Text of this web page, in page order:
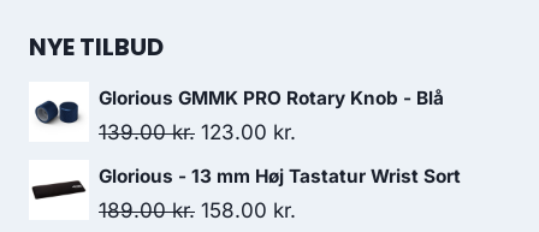
was:
NYE TILBUD
Glorious GMMK PRO Rotary Knob - Blå
139.00kr. Original
price
was:
123.00 kr.
price
Glorious - 13 mm Høj Tastatur Wrist Sort
189.00kr. Original
158.00 kr.